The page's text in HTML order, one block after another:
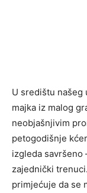
U središtu našeg
majka iz malog
neobjašnjivim
petogodišnje
izgleda savršeno
zajednički
primjećuje da se